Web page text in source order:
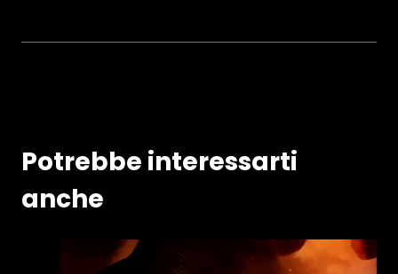
Potrebbe interessarti
anche